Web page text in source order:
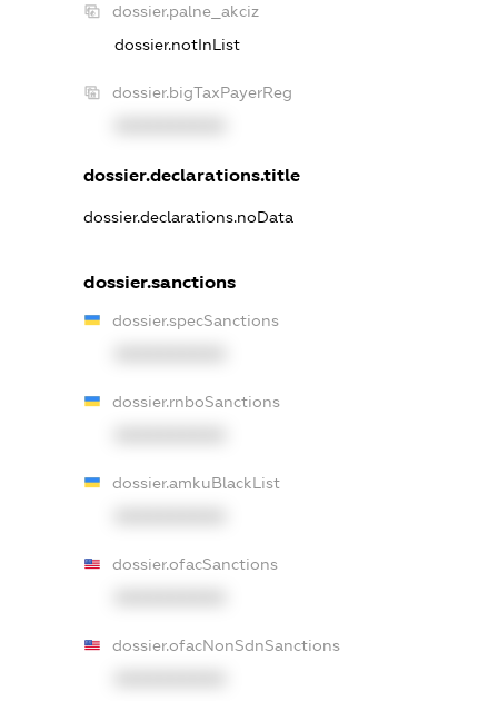
dossier.palne_akciz
dossier.notInList
dossier.bigTaxPayerReg
dossier.declarations.title
dossier.declarations.noData
dossier.sanctions
dossier.specSanctions
dossier.rnboSanctions
dossier.amkuBlackList
dossier.ofacSanctions
dossier.ofacNonSdnSanctions